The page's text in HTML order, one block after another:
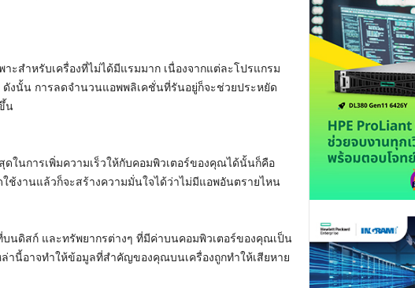
ะสำหรับเครื่องที่ไม่ได้มีแรมมาก เนื่องจากแต่ละโปรแกรม
งนั้น การลดจำนวนแอพพลิเคชั่นที่รันอยู่ก็จะช่วยประหยัด
น
ในการเพิ่มความเร็วให้กับคอมพิวเตอร์ของคุณได้นั้นก็คือ
ช้งานแล้วก็จะสร้างความมั่นใจได้ว่าไม่มีแอพอันตรายไหน
นดิสก์ และทรัพยากรต่างๆ ที่มีค่าบนคอมพิวเตอร์ของคุณเป็น
ล่านี้อาจทำให้ข้อมูลที่สำคัญของคุณบนเครื่องถูกทำให้เสียหาย